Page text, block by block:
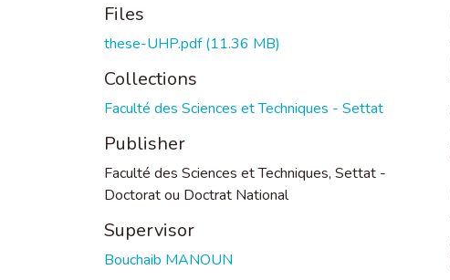
Files
these-UHP.pdf(11.36 MB)
Collections
Faculté des Sciences et Techniques - Settat
Publisher
Faculté des Sciences et Techniques, Settat -
Doctorat ou Doctrat National
Supervisor
Bouchaib MANOUN